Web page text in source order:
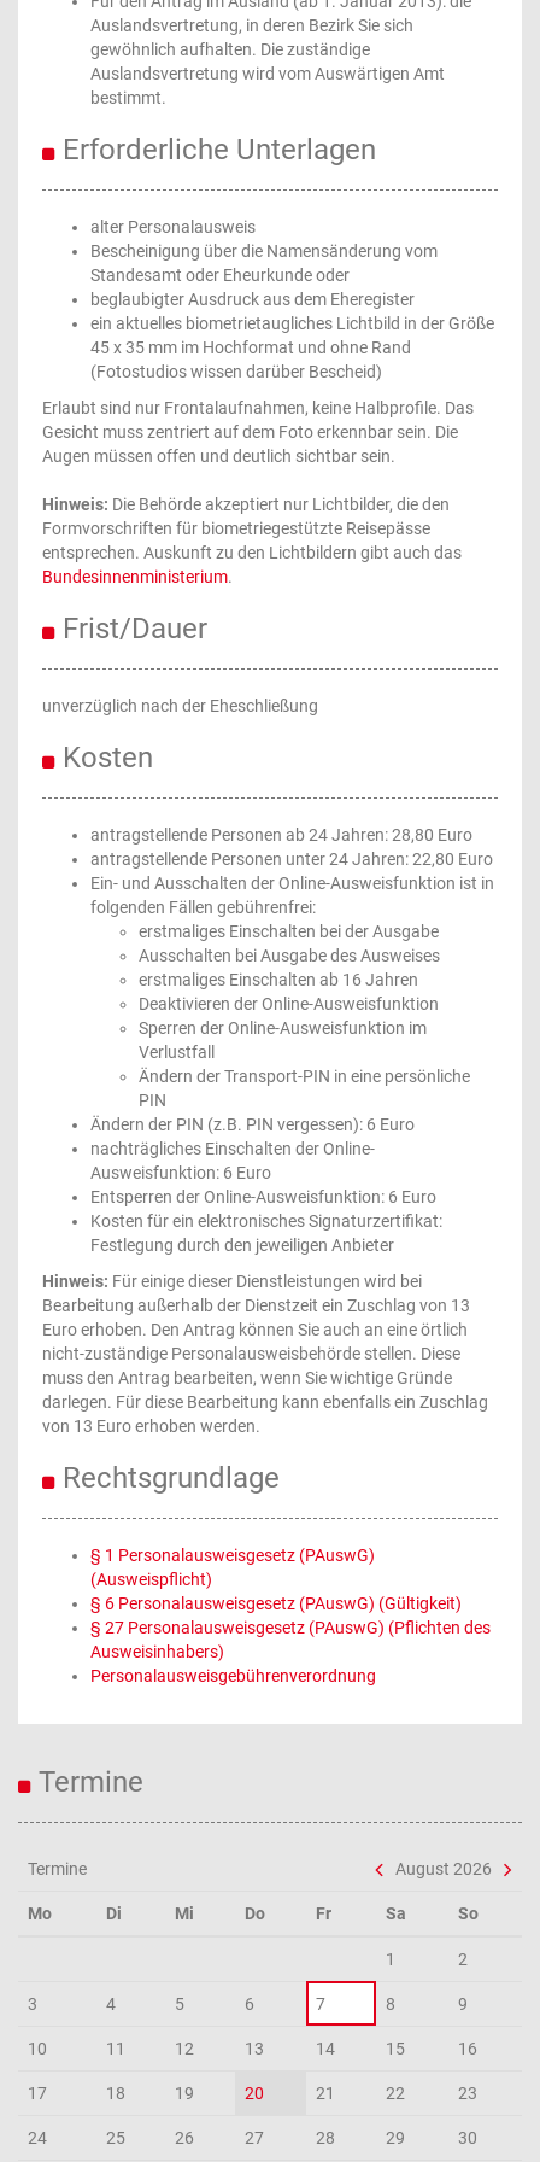
Auslandsvertretung, in deren Bezirk Sie sich
gewöhnlich aufhalten. Die zuständige
Auslandsvertretung wird vom Auswärtigen Amt
bestimmt.
Erforderliche Unterlagen
alter Personalausweis
Bescheinigung über die Namensänderung vom
Standesamt oder Eheurkunde oder
beglaubigter Ausdruck aus dem Eheregister
ein aktuelles biometrietaugliches Lichtbild in der Größe
45 x 35 mm im Hochformat und ohne Rand
(Fotostudios wissen darüber Bescheid)
Erlaubt sind nur Frontalaufnahmen, keine Halbprofile. Das
Gesicht muss zentriert auf dem Foto erkennbar sein. Die
Augen müssen offen und deutlich sichtbar sein.
Hinweis: Die Behörde akzeptiert nur Lichtbilder, die den
Formvorschriften für biometriegestützte Reisepässe
entsprechen. Auskunft zu den Lichtbildern gibt auch das
Bundesinnenministerium.
Frist/Dauer
unverzüglich nach der Eheschließung
Kosten
antragstellende Personen ab 24 Jahren: 28,80 Euro
antragstellende Personen unter 24 Jahren: 22,80 Euro
Ein- und Ausschalten der Online-Ausweisfunktion ist in
folgenden Fällen gebührenfrei:
erstmaliges Einschalten bei der Ausgabe
Ausschalten bei Ausgabe des Ausweises
erstmaliges Einschalten ab 16 Jahren
Deaktivieren der Online-Ausweisfunktion
Sperren der Online-Ausweisfunktion im
Verlustfall
Ändern der Transport-PIN in eine persönliche
PIN
Ändern der PIN (z.B. PIN vergessen): 6 Euro
nachträgliches Einschalten der Online-
Ausweisfunktion: 6 Euro
Entsperren der Online-Ausweisfunktion: 6 Euro
Kosten für ein elektronisches Signaturzertifikat:
Festlegung durch den jeweiligen Anbieter
Hinweis: Für einige dieser Dienstleistungen wird bei
Bearbeitung außerhalb der Dienstzeit ein Zuschlag von 13
Euro erhoben. Den Antrag können Sie auch an eine örtlich
nicht-zuständige Personalausweisbehörde stellen. Diese
muss den Antrag bearbeiten, wenn Sie wichtige Gründe
darlegen. Für diese Bearbeitung kann ebenfalls ein Zuschlag
von 13 Euro erhoben werden.
Rechtsgrundlage
§ 1 Personalausweisgesetz (PAuswG)
(Ausweispflicht)
§ 6 Personalausweisgesetz (PAuswG) (Gültigkeit)
§ 27 Personalausweisgesetz (PAuswG) (Pflichten des
Ausweisinhabers)
Personalausweisgebührenverordnung
Termine
Termine August 2026
Mo Di Mi Do Fr Sa So
1 2
3 4 5 6 7 8 9
10 11 12 13 14 15 16
17 18 19 20 21 22 23
24 25 26 27 28 29 30